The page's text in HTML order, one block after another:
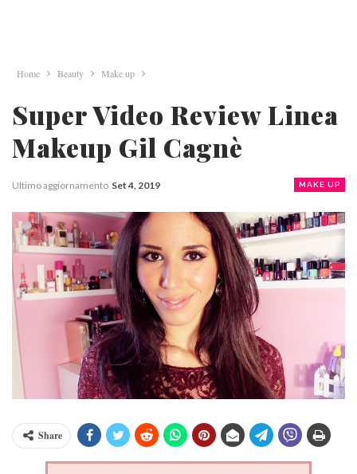
Home Beauty Make up
Super Video Review Linea
Makeup Gil Cagnè
MAKE UP
Ultimo aggiornamento Set 4, 2019
Share